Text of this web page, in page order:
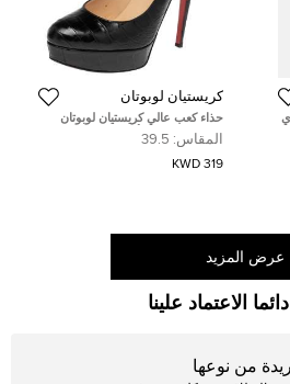
كريستيان لوبوتان
حذاء كعب عالي كريستيان لوبوتان
بيانكا جلد تمساح أسود نعل سميك
مقاس 39.5
المقاس: 39.5
319 KWD
عرض المزيد
الاعتماد علينا
من نوعها